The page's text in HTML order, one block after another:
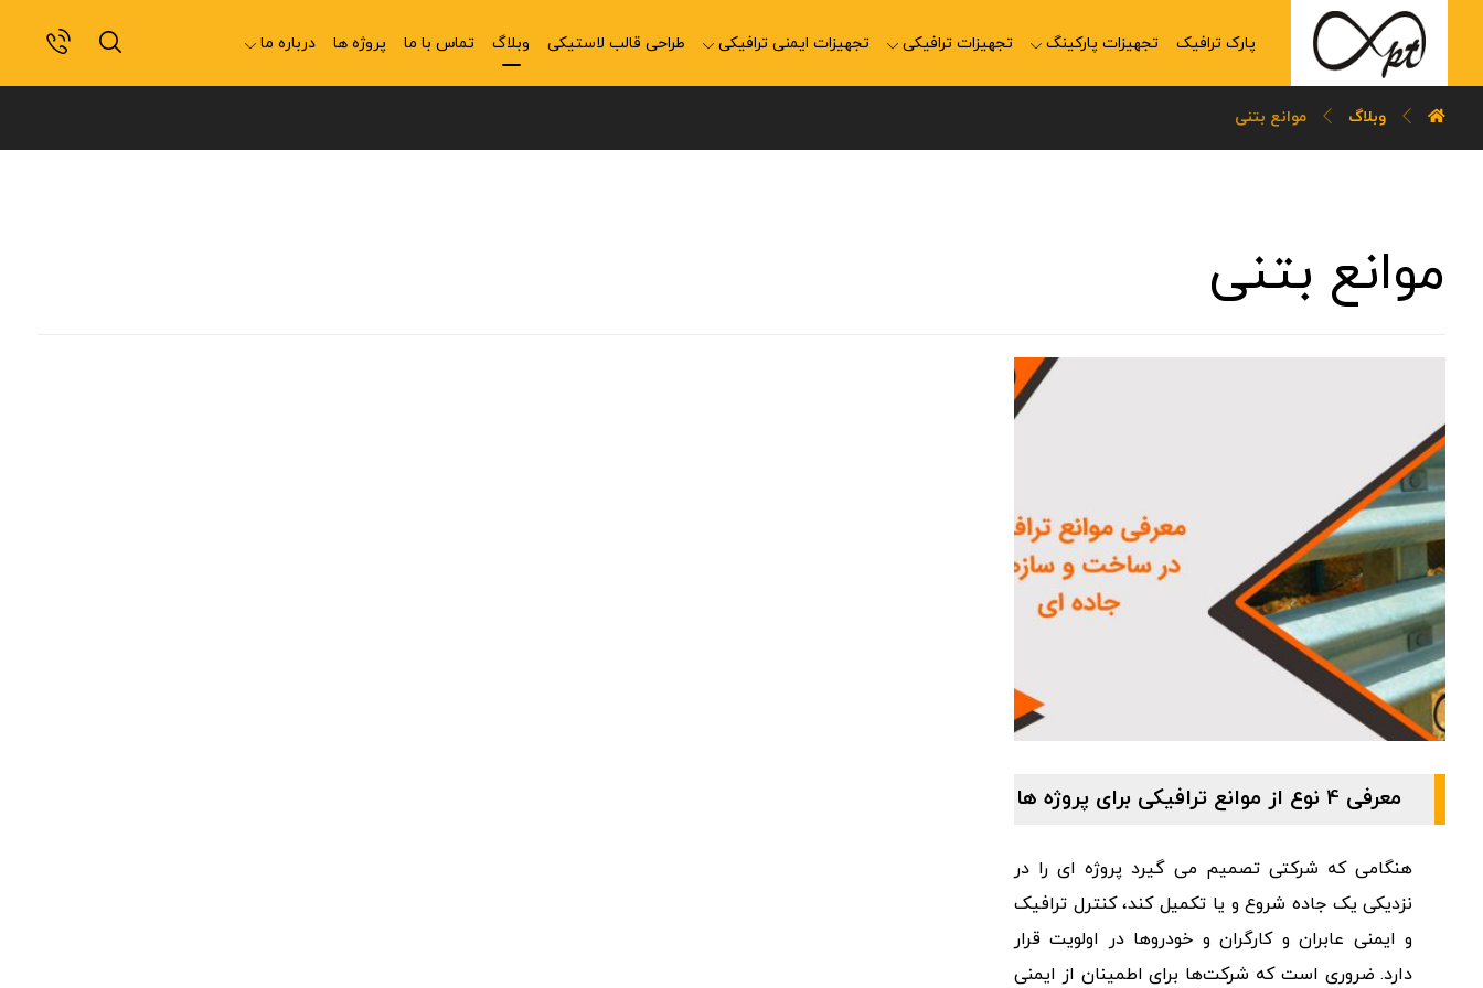
پارک ترافیک تجهیزات پارکینگ تجهیزات ترافیکی تجهیزات ایمنی ترافیکی طراحی قالب لاستیکی وبلاگ تماس با ما پروژه ها درباره ما
وبلاگ موانع بتنی
موانع بتنی
معرفی 4 نوع از موانع ترافیکی برای پروژه ها
هنگامی که شرکتی تصمیم می گیرد پروژه ای را در
نزدیکی یک جاده شروع و یا تکمیل کند، کنترل ترافیک
و ایمنی عابران و کارگران و خودروها در اولویت قرار
دارد. ضروری است که شرکت‌ها برای اطمینان از ایمنی